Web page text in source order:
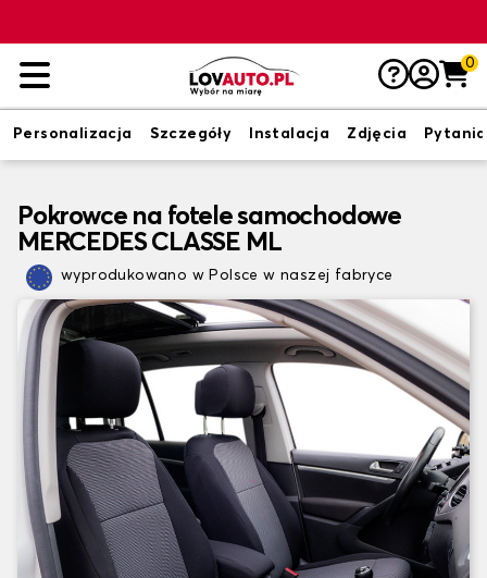
0
Personalizacja Szczegóły Instalacja Zdjęcia Pytania
Pokrowce na fotele samochodowe
MERCEDES CLASSE ML
wyprodukowano w Polsce w naszej fabryce